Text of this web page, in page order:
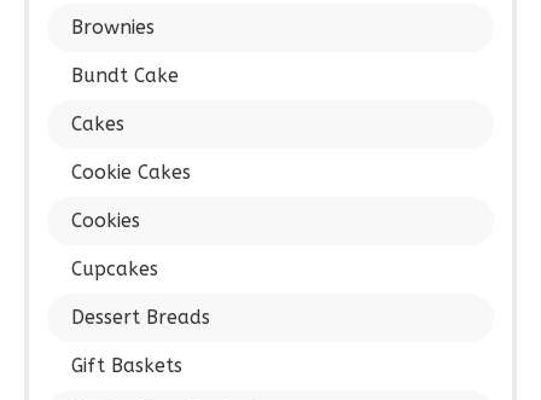
Brownies
Bundt Cake
Cakes
Cookie Cakes
Cookies
Cupcakes
Dessert Breads
Gift Baskets